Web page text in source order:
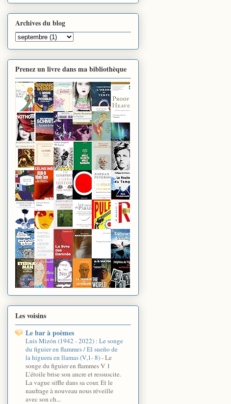
Archives du blog
Prenez un livre dans ma bibliothèque
Les voisins
Le bar à poèmes
Luis Mizón (1942 - 2022) : Le songe
du figuier en flammes / El sueño de
la higuera en llamas (V,1- 8)-Le
songe du figuier en flammes V 1
L’étoile brise son ancre et ressuscite.
La vague siffle dans sa cour. Et le
naufrage à nouveau nous réveille
avec son ch...